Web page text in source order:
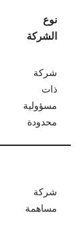
نوع
الشركة
شركة
ذات
مسؤولية
محدودة
شركة
مساهمة